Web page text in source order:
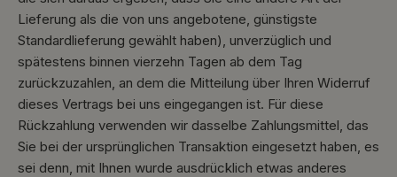
Lieferung als die von uns angebotene, günstigste
Standardlieferung gewählt haben), unverzüglich und
spätestens binnen vierzehn Tagen ab dem Tag
zurückzuzahlen, an dem die Mitteilung über Ihren Widerruf
dieses Vertrags bei uns eingegangen ist. Für diese
Rückzahlung verwenden wir dasselbe Zahlungsmittel, das
Sie bei der ursprünglichen Transaktion eingesetzt haben, es
sei denn, mit Ihnen wurde ausdrücklich etwas anderes